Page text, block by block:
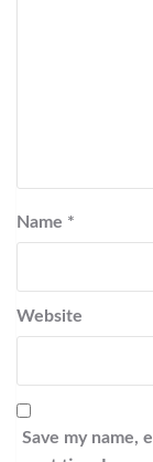
Name *
Website
Save my name,